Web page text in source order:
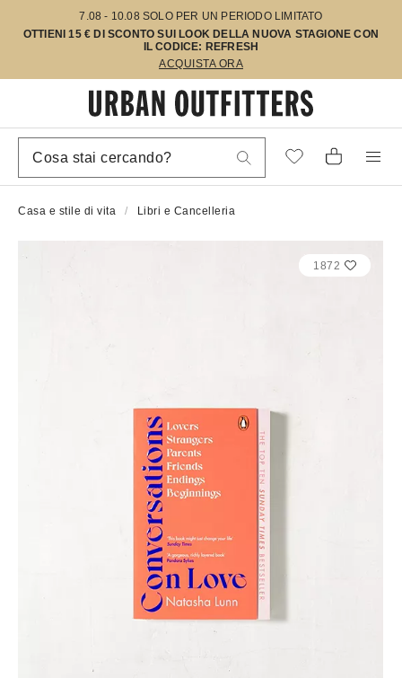
7.08 - 10.08 SOLO PER UN PERIODO LIMITATO
OTTIENI 15 € DI SCONTO SUI LOOK DELLA NUOVA STAGIONE CON
IL CODICE: REFRESH
ACQUISTA ORA
Casa e stile di vita Libri e Cancelleria
1872